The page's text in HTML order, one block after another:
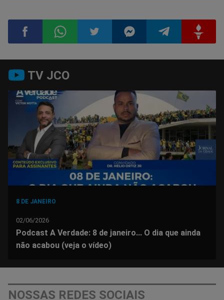
Compartilhar
no
Facebook
no
Whatsapp
no
Twitter
no
Messenger
no
Telegram
no
Gettr
TV JCO
8 DE JANEIRO
02/06/2026
Podcast A Verdade: 8 de janeiro... O dia que ainda
não acabou (veja o vídeo)
NOSSAS REDES SOCIAIS